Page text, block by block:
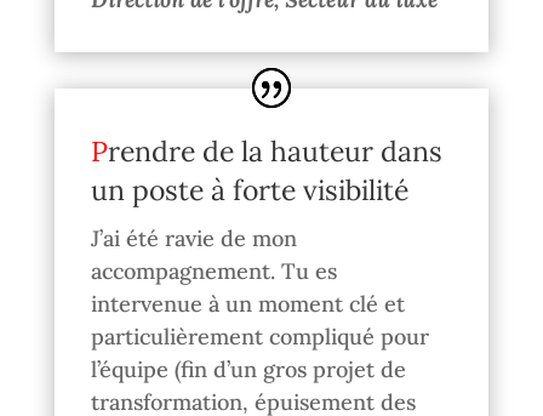
Prendre de la hauteur dans
un poste à forte visibilité
J’ai été ravie de mon
accompagnement. Tu es
intervenue à un moment clé et
particulièrement compliqué pour
l’équipe (fin d’un gros projet de
transformation, épuisement des